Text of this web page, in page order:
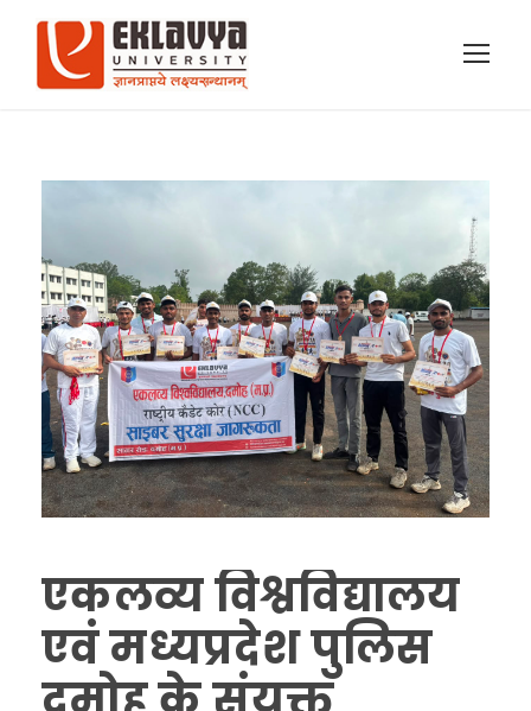
एकलव्य विश्वविद्यालय
एवं मध्यप्रदेश पुलिस